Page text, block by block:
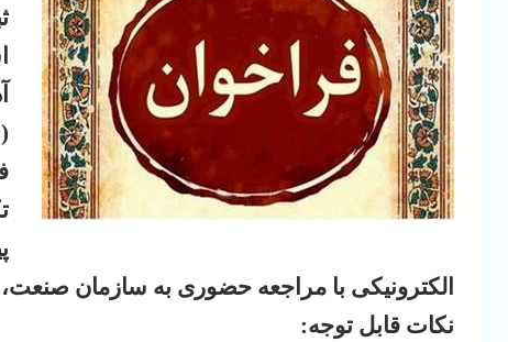
الکترونیکی با مراجعه حضوری به سازمان
نکات قابل توجه: